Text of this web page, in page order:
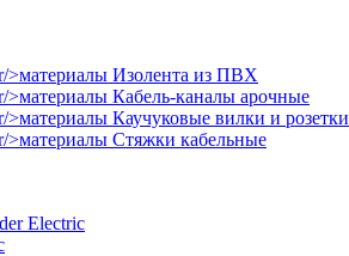
Изолента из ПВХ
Кабель-каналы арочные
Каучуковые вилки и розетки
Стяжки кабельные
Electric